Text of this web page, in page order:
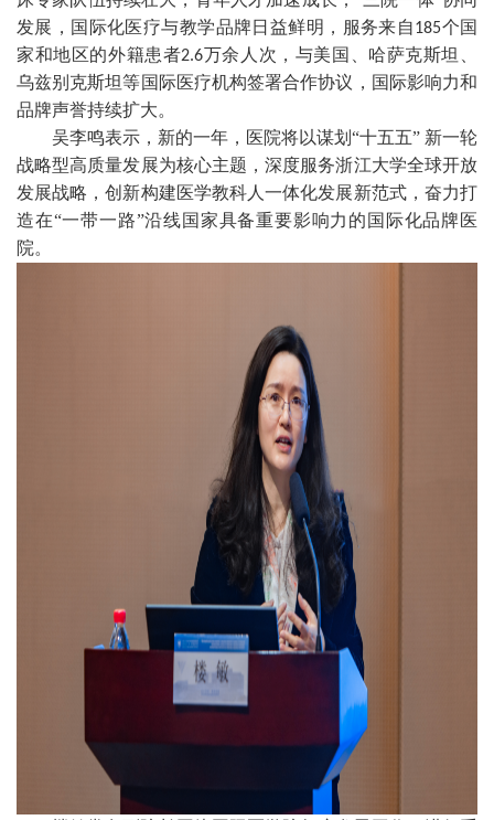
发展，国际化医疗与教学品牌日益鲜明，服务来自185个国
家和地区的外籍患者2.6万余人次，与美国、哈萨克斯坦、
乌兹别克斯坦等国际医疗机构签署合作协议，国际影响力和
品牌声誉持续扩大。
吴李鸣表示，新的一年，医院将以谋划“十五五” 新一轮
战略型高质量发展为核心主题，深度服务浙江大学全球开放
发展战略，创新构建医学教科人一体化发展新范式，奋力打
造在“一带一路”沿线国家具备重要影响力的国际化品牌医
院。